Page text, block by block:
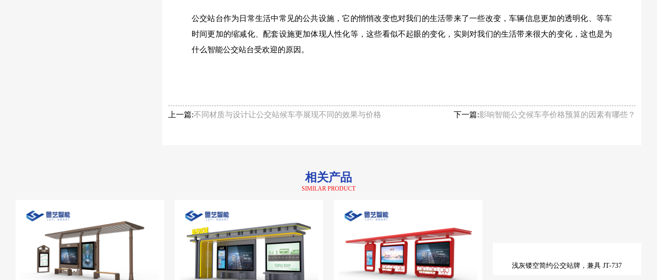
公交站台作为日常生活中常见的公共设施，它的悄悄改变也对我们的生活带来了一些改变，车辆信息更加的透明化、等车
时间更加的缩减化、配套设施更加体现人性化等，这些看似不起眼的变化，实则对我们的生活带来很大的变化，这也是为
什么智能公交站台受欢迎的原因。
上一篇:不同材质与设计让公交站候车亭展现不同的效果与价格 下一篇:影响智能公交候车亭价格预算的因素有哪些？
相关产品
SIMILAR PRODUCT
浅灰镂空简约公交站牌，兼具 JT-737